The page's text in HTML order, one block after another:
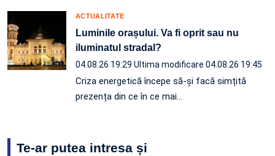
ACTUALITATE
Luminile orașului. Va fi oprit sau nu
iluminatul stradal?
04.08.26 19:29 Ultima modificare 04.08.26 19:45
Criza energetică începe să-și facă simțită
prezența din ce în ce mai…
Te-ar putea intresa și